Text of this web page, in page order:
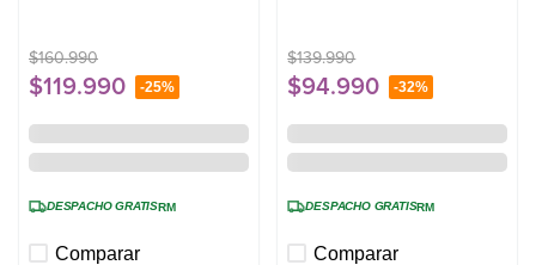
$160.990
$119.990 -25%
DESPACHO GRATISRM
Comparar
$139.990
$94.990 -32%
DESPACHO GRATISRM
Comparar